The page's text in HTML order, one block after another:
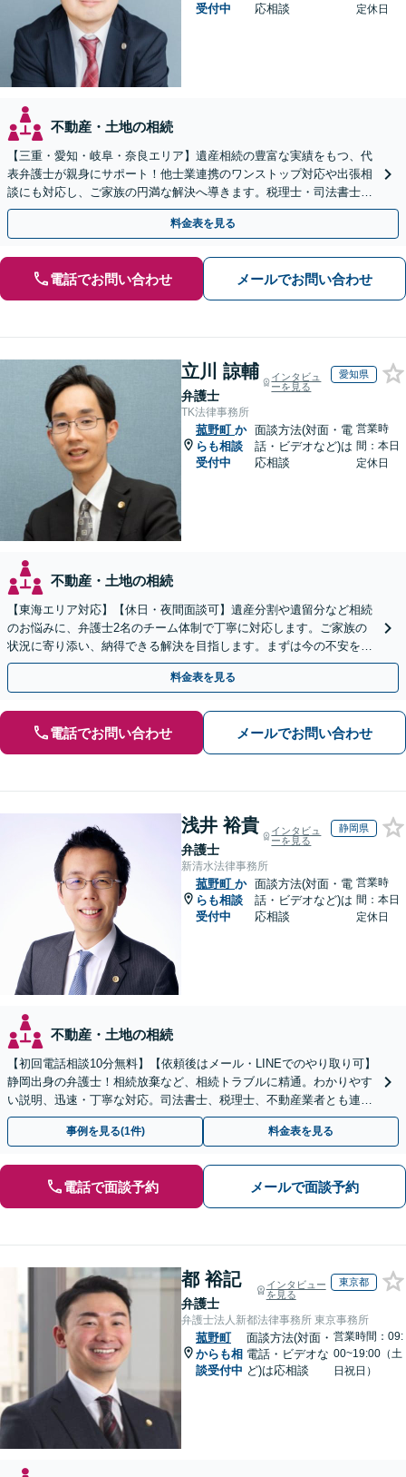
受付中
応相談
定休日
不動産・土地の相続
【三重・愛知・岐阜・奈良エリア】遺産相続の豊富な実績をもつ、代
表弁護士が親身にサポート！他士業連携のワンストップ対応や出張相
談にも対応し、ご家族の円満な解決へ導きます。税理士・司法書士と
も連携し、スピーディな解決をご提案【夜間面談可】
料金表を見る
電話でお問い合わせ メールでお問い合わせ
立川 諒輔
弁護士
インタビュ
ーを見る
愛知県
TK法律事務所
菰野町 か
らも相談
受付中
面談方法(対面・電
話・ビデオなど)は
応相談
営業時
間：本日
定休日
不動産・土地の相続
【東海エリア対応】【休日・夜間面談可】遺産分割や遺留分など相続
のお悩みに、弁護士2名のチーム体制で丁寧に対応します。ご家族の
状況に寄り添い、納得できる解決を目指します。まずは今の不安をお
聞かせください【メール・WEB相談可】
料金表を見る
電話でお問い合わせ メールでお問い合わせ
浅井 裕貴
弁護士
インタビュ
ーを見る
静岡県
新清水法律事務所
菰野町 か
らも相談
受付中
面談方法(対面・電
話・ビデオなど)は
応相談
営業時
間：本日
定休日
不動産・土地の相続
【初回電話相談10分無料】【依頼後はメール・LINEでのやり取り可】
静岡出身の弁護士！相続放棄など、相続トラブルに精通。わかりやす
い説明、迅速・丁寧な対応。司法書士、税理士、不動産業者とも連携
し、遺産相続をトータルサポート【完全個室相談】
事例を見る(1件) 料金表を見る
電話で面談予約 メールで面談予約
都 裕記
弁護士
インタビュー
を見る
東京都
弁護士法人新都法律事務所 東京事務所
菰野町
からも相
談受付中
面談方法(対面・
電話・ビデオな
ど)は応相談
営業時間：09:
00~19:00（土
日祝日）